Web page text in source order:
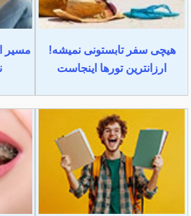
هیچی سفر تابستونی نمیشه!
ارزانترین تورها اینجاست
مسیر